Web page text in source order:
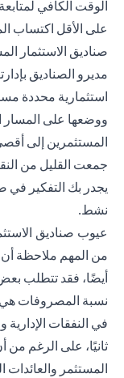
الوقت الكافي
على الأقل اكتساب
صناديق الاستثمار
مديرو الصناديق
استثمارية محددة
ووضعها على المسار
المستثمرين إلى
جمعت القليل من
يجدر بك التفكير في
نشط.
عيوب صناديق
من المهم ملاحظة أن
أيضًا، فقد تتطلب
نسبة المصروفات
في النفقات الإدارية
ثانيًا، على الرغم
المستثمر